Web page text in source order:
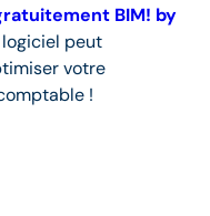
BIM! by
peut
votre
!